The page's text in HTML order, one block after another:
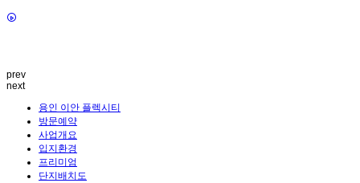
prev
next
용인 이안 플렉시티
방문예약
사업개요
입지환경
프리미엄
단지배치도